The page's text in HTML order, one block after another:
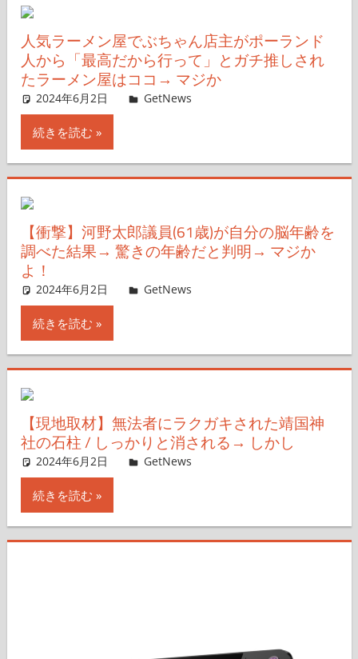
人気ラーメン屋でぶちゃん店主がポーランド
人から「最高だから行って」とガチ推しされ
たラーメン屋はココ→ マジか
2024年6月2日 GetNews
続きを読む
【衝撃】河野太郎議員(61歳)が自分の脳年齢を
調べた結果→ 驚きの年齢だと判明→ マジか
よ！
2024年6月2日 GetNews
続きを読む
【現地取材】無法者にラクガキされた靖国神
社の石柱 / しっかりと消される→ しかし
2024年6月2日 GetNews
続きを読む